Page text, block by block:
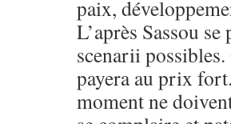
paix,
L’après Sassou
scenarii
payera au prix
moment ne